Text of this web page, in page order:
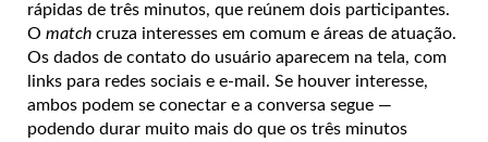
rápidas de três minutos, que reúnem dois participantes.
O match cruza interesses em comum e áreas de atuação.
Os dados de contato do usuário aparecem na tela, com
links para redes sociais e e-mail. Se houver interesse,
ambos podem se conectar e a conversa segue —
podendo durar muito mais do que os três minutos